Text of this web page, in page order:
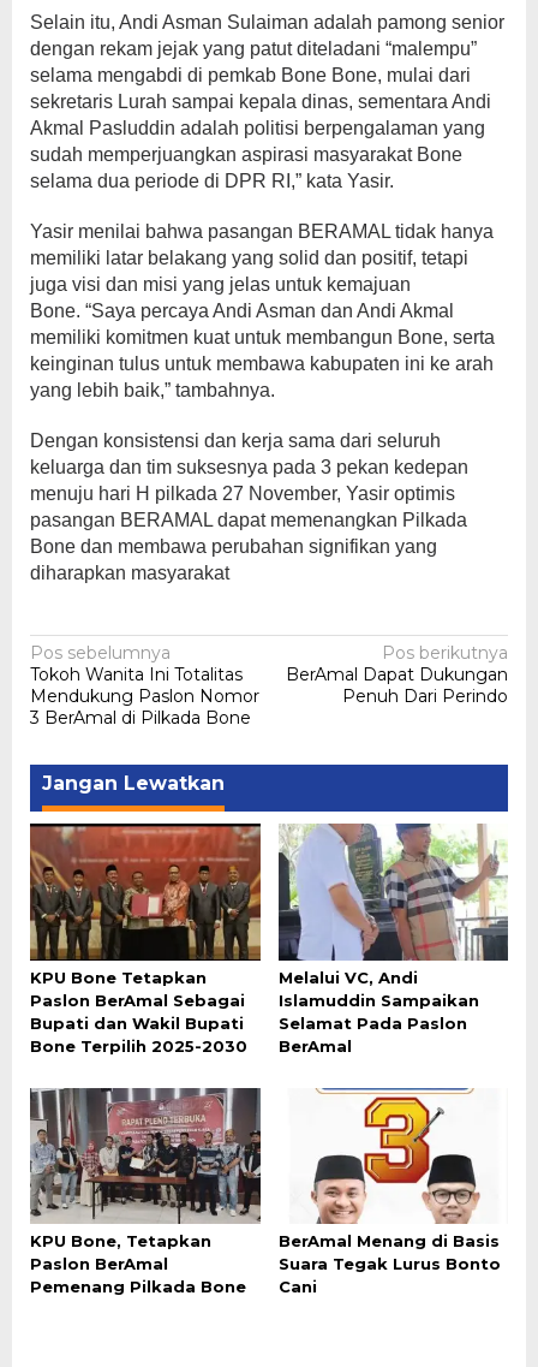
Selain itu, Andi Asman Sulaiman adalah pamong senior
dengan rekam jejak yang patut diteladani “malempu”
selama mengabdi di pemkab Bone Bone, mulai dari
sekretaris Lurah sampai kepala dinas, sementara Andi
Akmal Pasluddin adalah politisi berpengalaman yang
sudah memperjuangkan aspirasi masyarakat Bone
selama dua periode di DPR RI,” kata Yasir.
Yasir menilai bahwa pasangan BERAMAL tidak hanya
memiliki latar belakang yang solid dan positif, tetapi
juga visi dan misi yang jelas untuk kemajuan
Bone. “Saya percaya Andi Asman dan Andi Akmal
memiliki komitmen kuat untuk membangun Bone, serta
keinginan tulus untuk membawa kabupaten ini ke arah
yang lebih baik,” tambahnya.
Dengan konsistensi dan kerja sama dari seluruh
keluarga dan tim suksesnya pada 3 pekan kedepan
menuju hari H pilkada 27 November, Yasir optimis
pasangan BERAMAL dapat memenangkan Pilkada
Bone dan membawa perubahan signifikan yang
diharapkan masyarakat
Navigasi
pos
Pos sebelumnya
Tokoh Wanita Ini Totalitas
Mendukung Paslon Nomor
3 BerAmal di Pilkada Bone
Pos berikutnya
BerAmal Dapat Dukungan
Penuh Dari Perindo
Jangan Lewatkan
KPU Bone Tetapkan
Paslon BerAmal Sebagai
Bupati dan Wakil Bupati
Bone Terpilih 2025-2030
Melalui VC, Andi
Islamuddin Sampaikan
Selamat Pada Paslon
BerAmal
KPU Bone, Tetapkan
Paslon BerAmal
Pemenang Pilkada Bone
BerAmal Menang di Basis
Suara Tegak Lurus Bonto
Cani